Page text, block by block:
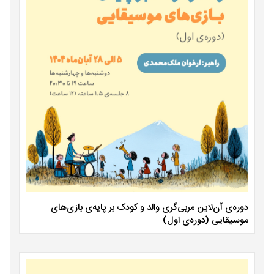
دوره‌ی آن‌لاین مربی‌گری والد و کودک بر پایه‌ی بازی‌های
موسیقایی (دوره‌ی اول)